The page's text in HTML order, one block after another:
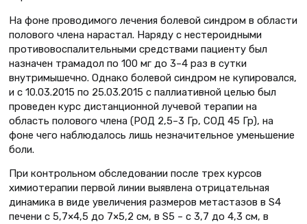
На фоне проводимого лечения болевой синдром в области
полового члена нарастал. Наряду с нестероидными
противовоспалительными средствами пациенту был
назначен трамадол по 100 мг до 3–4 раз в сутки
внутримышечно. Однако болевой синдром не купировался,
и с 10.03.2015 по 25.03.2015 с паллиативной целью был
проведен курс дистанционной лучевой терапии на
область полового члена (РОД 2,5–3 Гр, СОД 45 Гр), на
фоне чего наблюдалось лишь незначительное уменьшение
боли.
При контрольном обследовании после трех курсов
химиотерапии первой линии выявлена отрицательная
динамика в виде увеличения размеров метастазов в S4
печени с 5,7×4,5 до 7×5,2 см, в S5 – с 3,7 до 4,3 см, в